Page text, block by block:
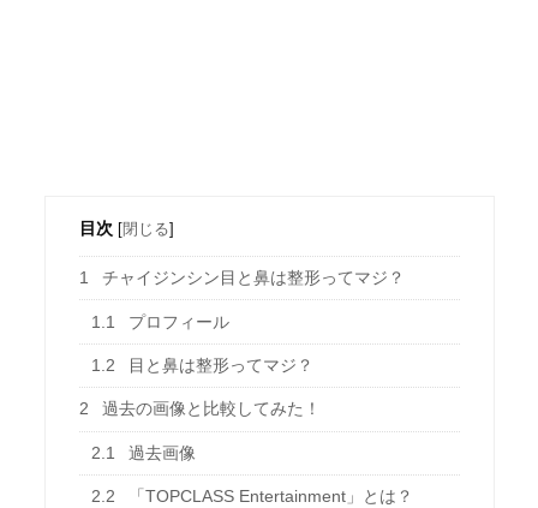
目次 [閉じる]
1 チャイジンシン目と鼻は整形ってマジ？
1.1 プロフィール
1.2 目と鼻は整形ってマジ？
2 過去の画像と比較してみた！
2.1 過去画像
2.2 「TOPCLASS Entertainment」とは？